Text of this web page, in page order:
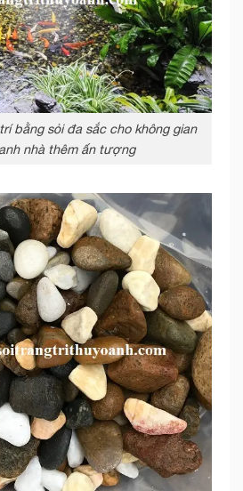
bằng sỏi đa sắc cho không gian
nhà thêm ấn tượng